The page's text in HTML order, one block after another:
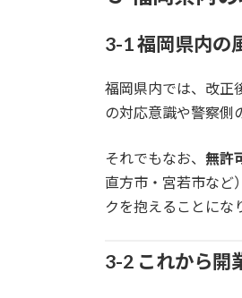
3-1 福岡県内の
福岡県内では、改正
の対応意識や警察側
それでもなお、 無許
直方市・宮若市など
クを抱えることにな
3-2 これから開